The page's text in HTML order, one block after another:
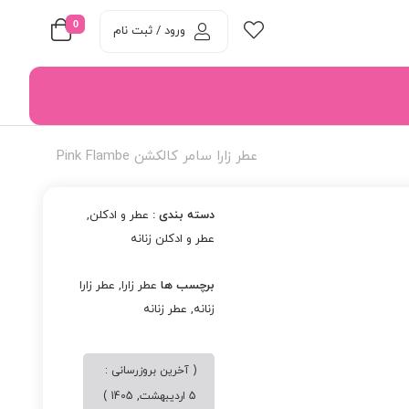
0 ورود / ثبت نام
عطر زارا سامر کالکشن Pink Flambe
دسته بندی : عطر و ادکلن,
عطر و ادکلن زنانه
برچسب ها عطر زارا, عطر زارا
زنانه, عطر زنانه
( آخرین بروزرسانی :
5 اردیبهشت, 1405 )